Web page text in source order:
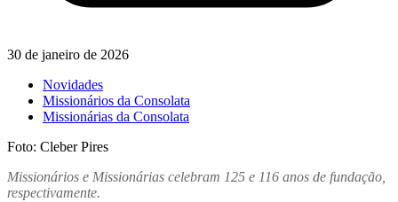
30 de janeiro de 2026
Novidades
Missionários da Consolata
Missionárias da Consolata
Foto: Cleber Pires
Missionários e Missionárias celebram 125 e 116 anos de fundação,
respectivamente.